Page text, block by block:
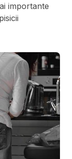
importante